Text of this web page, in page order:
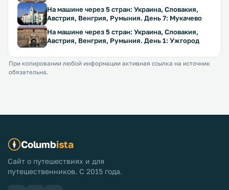
На машине через 5 стран: Украина, Словакия,
Австрия, Венгрия, Румыния. День 7: Мукачево
На машине через 5 стран: Украина, Словакия,
Австрия, Венгрия, Румыния. День 1: Ужгород
При копировании любой информации активная ссылка на источник
обязательна.
Columbista
Сайт о путешествиях и для
путешественников. С 2015 года.